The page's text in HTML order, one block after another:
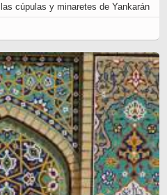
cúpulas y minaretes de Yankarán